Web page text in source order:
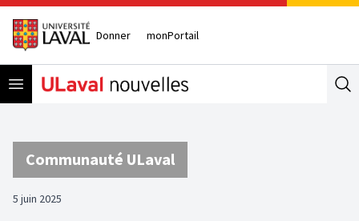
Donner monPortail
Open menu
Communauté ULaval
5 juin 2025